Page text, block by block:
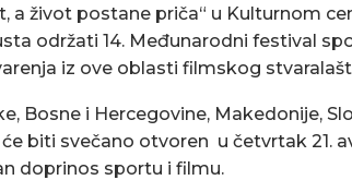
a život postane priča“ u Kulturnom
održati 14. Međunarodni festival
iz ove oblasti filmskog
Bosne i Hercegovine, Makedonije,
biti svečano otvoren u četvrtak 21.
doprinos sportu i filmu.